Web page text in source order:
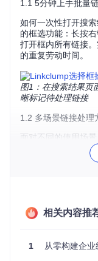
1.1 5分钟上手批量
如何一次性打开搜
的框选功能：长按
打开框内所有链接
的重复劳动时间。
图1：在搜索结果页
晰标记待处理链接
1.2 多场景链接处理
面对不同的使用场
：
💡效率技巧：配合
二、核心文件
相关内容推
1 从零构建企业级AD